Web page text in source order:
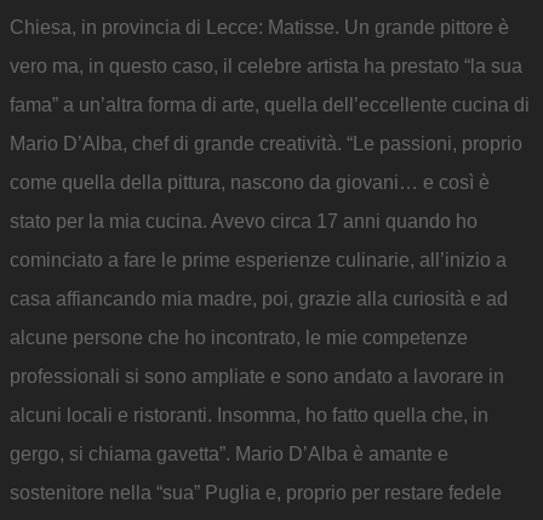
Chiesa, in provincia di Lecce: Matisse. Un grande pittore è
vero ma, in questo caso, il celebre artista ha prestato “la sua
fama” a un’altra forma di arte, quella dell’eccellente cucina di
Mario D’Alba, chef di grande creatività. “Le passioni, proprio
come quella della pittura, nascono da giovani… e così è
stato per la mia cucina. Avevo circa 17 anni quando ho
cominciato a fare le prime esperienze culinarie, all’inizio a
casa affiancando mia madre, poi, grazie alla curiosità e ad
alcune persone che ho incontrato, le mie competenze
professionali si sono ampliate e sono andato a lavorare in
alcuni locali e ristoranti. Insomma, ho fatto quella che, in
gergo, si chiama gavetta”. Mario D’Alba è amante e
sostenitore nella “sua” Puglia e, proprio per restare fedele